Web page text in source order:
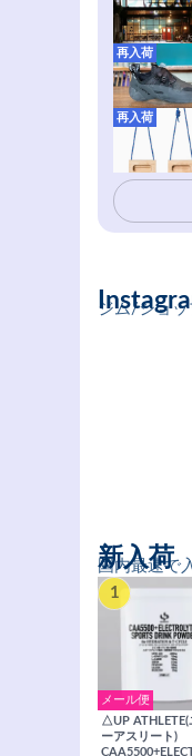
再入荷
再入荷
ジム/ショッ
国内最速で
新入荷
1
メール便
△UP ATHLETE(
ーアスリート)